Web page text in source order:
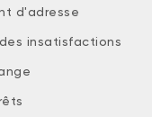
d'adresse
insatisfactions